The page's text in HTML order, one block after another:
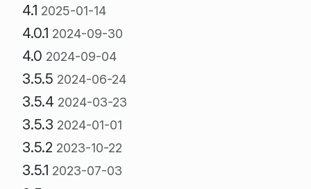
4.1 2025-01-14
4.0.1 2024-09-30
4.0 2024-09-04
3.5.5 2024-06-24
3.5.4 2024-03-23
3.5.3 2024-01-01
3.5.2 2023-10-22
3.5.1 2023-07-03